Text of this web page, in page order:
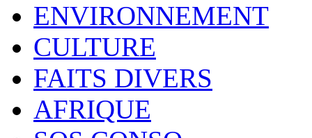
ENVIRONNEMENT
CULTURE
FAITS DIVERS
AFRIQUE